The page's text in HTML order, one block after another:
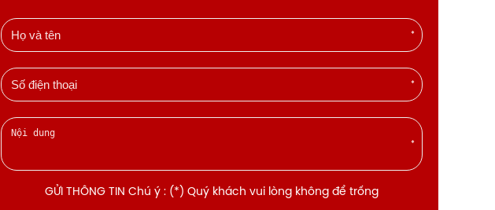
*
*
*
GỬI THÔNG TIN Chú ý : (*) Quý khách vui lòng không để trống